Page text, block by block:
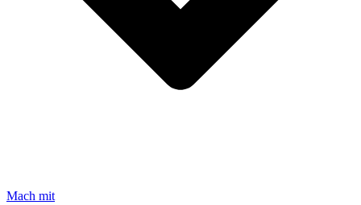
Mach mit